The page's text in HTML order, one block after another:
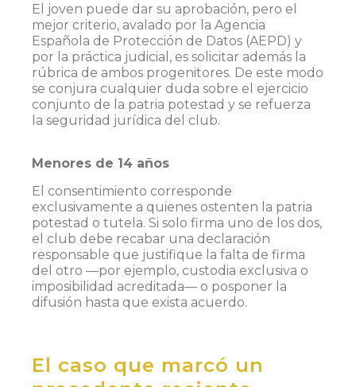
El joven puede dar su aprobación, pero el
mejor criterio, avalado por la Agencia
Española de Protección de Datos (AEPD) y
por la práctica judicial, es solicitar además la
rúbrica de ambos progenitores. De este modo
se conjura cualquier duda sobre el ejercicio
conjunto de la patria potestad y se refuerza
la seguridad jurídica del club.
Menores de 14 años
El consentimiento corresponde
exclusivamente a quienes ostenten la patria
potestad o tutela. Si solo firma uno de los dos,
el club debe recabar una declaración
responsable que justifique la falta de firma
del otro —por ejemplo, custodia exclusiva o
imposibilidad acreditada— o posponer la
difusión hasta que exista acuerdo.
El caso que marcó un